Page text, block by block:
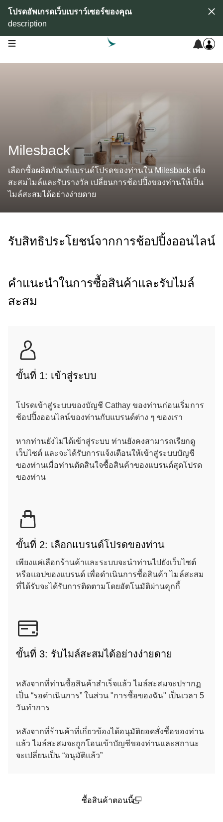
โปรดอัพเกรดเว็บเบราว์เซอร์ของคุณ
description
open navigation menu
Milesback
เลือกซื้อผลิตภัณฑ์แบรนด์โปรดของท่านใน Milesback เพื่อ
สะสมไมล์และรับรางวัล เปลี่ยนการช้อปปิ้งของท่านให้เป็น
ไมล์สะสมได้อย่างง่ายดาย
รับสิทธิประโยชน์จากการช้อปปิ้งออนไลน์
คำแนะนำในการซื้อสินค้าและรับไมล์
สะสม
ขั้นที่ 1: เข้าสู่ระบบ
โปรดเข้าสู่ระบบของบัญชี Cathay ของท่านก่อนเริ่มการ
ช้อปปิ้งออนไลน์ของท่านกับแบรนด์ต่าง ๆ ของเรา
หากท่านยังไม่ได้เข้าสู่ระบบ ท่านยังคงสามารถเรียกดู
เว็บไซต์ และจะได้รับการแจ้งเตือนให้เข้าสู่ระบบบัญชี
ของท่านเมื่อท่านตัดสินใจซื้อสินค้าของแบรนด์สุดโปรด
ของท่าน
ขั้นที่ 2: เลือกแบรนด์โปรดของท่าน
เพียงแค่เลือกร้านค้าและระบบจะนําท่านไปยังเว็บไซต์
หรือแอปของแบรนด์ เพื่อดำเนินการซื้อสินค้า ไมล์สะสม
ที่ได้รับจะได้รับการติดตามโดยอัตโนมัติผ่านคุกกี้
ขั้นที่ 3: รับไมล์สะสมได้อย่างง่ายดาย
หลังจากที่ท่านซื้อสินค้าสําเร็จแล้ว ไมล์สะสมจะปรากฏ
เป็น “รอดําเนินการ” ในส่วน "การซื้อของฉัน" เป็นเวลา 5
วันทําการ
หลังจากที่ร้านค้าที่เกี่ยวข้องได้อนุมัติยอดสั่งซื้อของท่าน
แล้ว ไมล์สะสมจะถูกโอนเข้าบัญชีของท่านและสถานะ
จะเปลี่ยนเป็น “อนุมัติแล้ว”
ซื้อสินค้าตอนนี้